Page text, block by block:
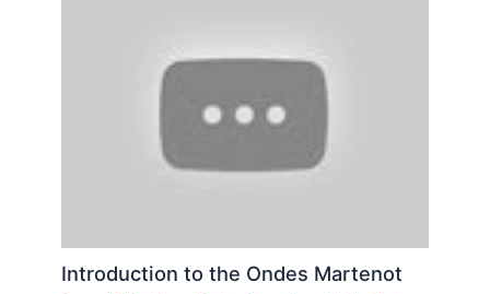
Introduction to the Ondes Martenot